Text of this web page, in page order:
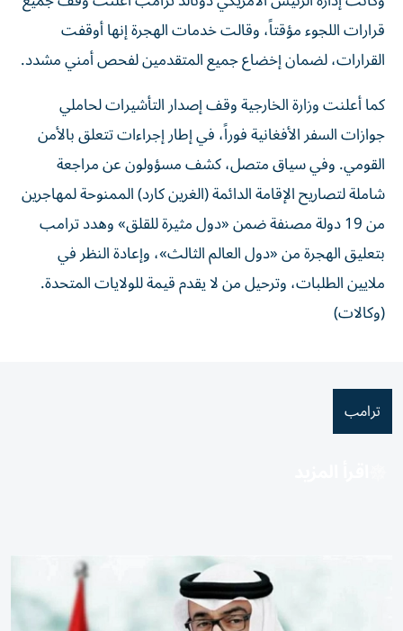
قرارات اللجوء مؤقتاً، وقالت خدمات الهجرة إنها أوقفت
القرارات، لضمان إخضاع جميع المتقدمين لفحص أمني مشدد.
كما أعلنت وزارة الخارجية وقف إصدار التأشيرات لحاملي
جوازات السفر الأفغانية فوراً، في إطار إجراءات تتعلق بالأمن
القومي. وفي سياق متصل، كشف مسؤولون عن مراجعة
شاملة لتصاريح الإقامة الدائمة (الغرين كارد) الممنوحة لمهاجرين
من 19 دولة مصنفة ضمن «دول مثيرة للقلق» وهدد ترامب
بتعليق الهجرة من «دول العالم الثالث»، وإعادة النظر في
ملايين الطلبات، وترحيل من لا يقدم قيمة للولايات المتحدة.
(وكالات)
ترامب